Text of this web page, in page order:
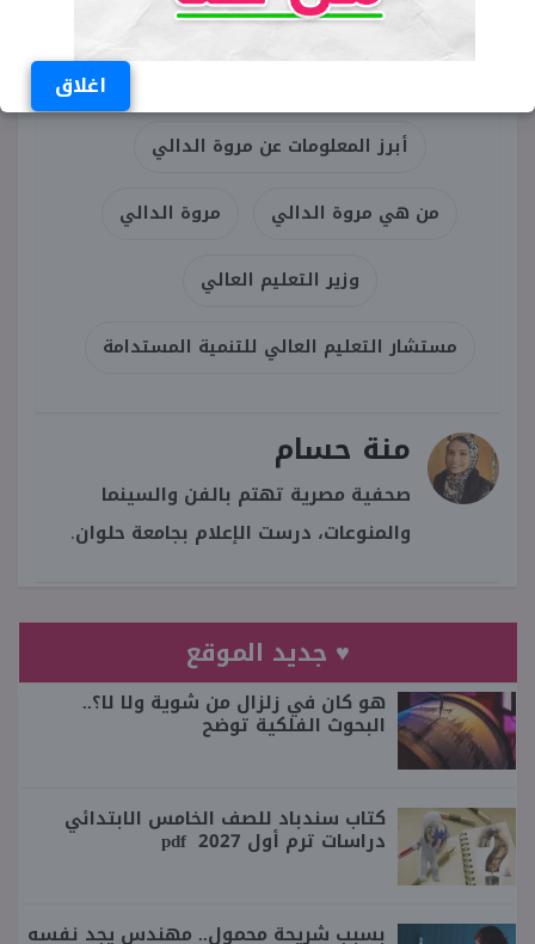
اغلاق
أبرز المعلومات عن مروة الدالي
من هي مروة الدالي مروة الدالي
وزير التعليم العالي
مستشار التعليم العالي للتنمية المستدامة
منة حسام
صحفية مصرية تهتم بالفن والسينما
والمنوعات، درست الإعلام بجامعة حلوان.
♥ جديد الموقع
هو كان في زلزال من شوية ولا لا؟..
البحوث الفلكية توضح
كتاب سندباد للصف الخامس الابتدائي
دراسات ترم أول 2027 pdf
بسبب شريحة محمول.. مهندس يجد نفسه